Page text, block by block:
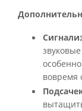
вовремя